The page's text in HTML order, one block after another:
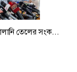
তেলের সংক...